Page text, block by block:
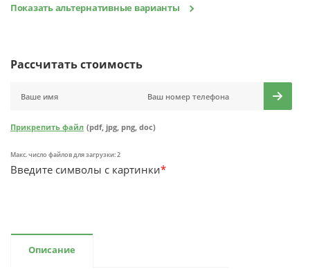
Показать альтернативные варианты
Рассчитать стоимость
Прикрепить файл (pdf, jpg, png, doc)
Макс. число файлов для загрузки: 2
Введите символы с картинки*
Описание